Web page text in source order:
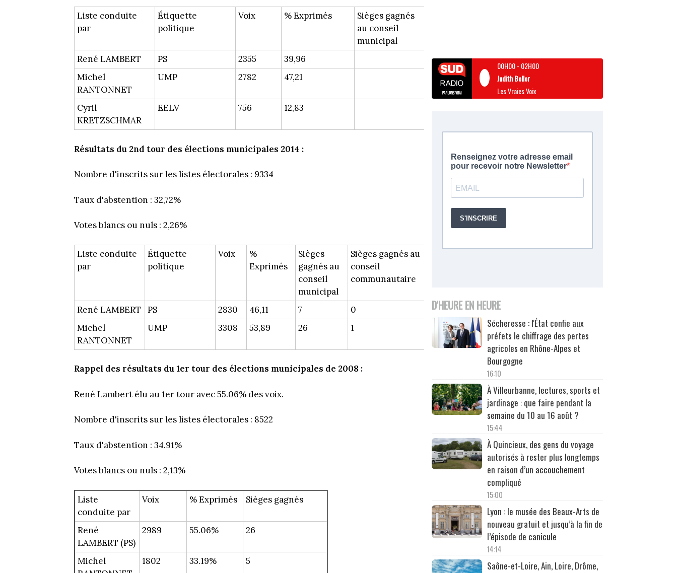
Liste conduite
par
Étiquette
politique
Voix % Exprimés
Sièges gagnés
au conseil
municipal
René LAMBERT
PS 2355
39,96
Michel
RANTONNET
UMP 2782 47,21
Cyril
KRETZSCHMAR
EELV 756 12,83
Résultats du 2nd tour des élections municipales 2014 :
Nombre d'inscrits sur les listes électorales : 9334
Taux d'abstention : 32,72%
Votes blancs ou nuls : 2,26%
Liste conduite
par
Étiquette
politique
Voix
%
Exprimés
Sièges
gagnés au
conseil
municipal
Sièges gagnés au
conseil
communautaire
René LAMBERT PS 2830 46,11 7
0
Michel
RANTONNET
UMP 3308 53,89 26 1
Rappel des résultats du 1er tour des élections municipales de 2008 :
René Lambert élu au 1er tour avec 55.06% des voix.
Nombre d'inscrits sur les listes électorales : 8522
Taux d'abstention : 34.91%
Votes blancs ou nuls : 2,13%
Liste
conduite par
Voix % Exprimés Sièges gagnés
René
LAMBERT (PS)
2989 55.06% 26
Michel
1802 33.19% 5
00H00- 02H00
Judith Beller
Les Vraies Voix
D'HEURE EN HEURE
Sécheresse : l'État confie aux
préfets le chiffrage des pertes
agricoles en Rhône-Alpes et
Bourgogne
16:10
À Villeurbanne, lectures, sports et
jardinage : que faire pendant la
semaine du 10 au 16 août ?
15:44
À Quincieux, des gens du voyage
autorisés à rester plus longtemps
en raison d’un accouchement
compliqué
15:00
Lyon : le musée des Beaux-Arts de
nouveau gratuit et jusqu’à la fin de
l’épisode de canicule
14:14
Saône-et-Loire, Ain, Loire, Drôme,